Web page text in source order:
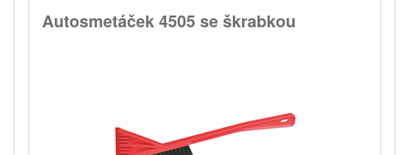
Autosmetáček 4505 se škrabkou